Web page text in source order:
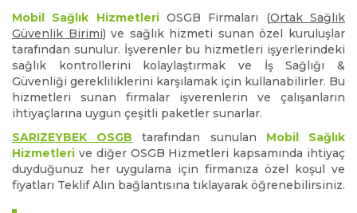
Mobil Sağlık HizmetleriOSGB Firmaları (Ortak Sağlık
Güvenlik Birimi) ve sağlık hizmeti sunan özel kuruluşlar
tarafından sunulur. İşverenler bu hizmetleri işyerlerindeki
sağlık kontrollerini kolaylaştırmak ve İş Sağlığı &
Güvenliği gerekliliklerini karşılamak için kullanabilirler. Bu
hizmetleri sunan firmalar işverenlerin ve çalışanların
ihtiyaçlarına uygun çeşitli paketler sunarlar.
SARIZEYBEK OSGB tarafından sunulan Mobil Sağlık
Hizmetleri ve diğer OSGB Hizmetleri kapsamında ihtiyaç
duyduğunuz her uygulama için firmanıza özel koşul ve
fiyatları Teklif Alın bağlantısına tıklayarak öğrenebilirsiniz.